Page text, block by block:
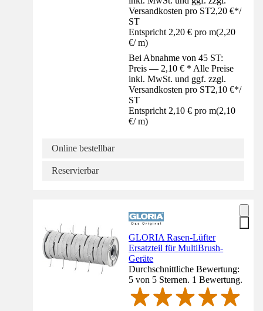
Versandkosten pro ST2,20 €*/
ST
Entspricht 2,20 € pro m(2,20
€/ m)
Bei Abnahme von 45 ST:
Preis — 2,10 € * Alle Preise
inkl. MwSt. und ggf. zzgl.
Versandkosten pro ST2,10 €*/
ST
Entspricht 2,10 € pro m(2,10
€/ m)
Online bestellbar
Reservierbar
GLORIA Rasen-Lüfter
Ersatzteil für MultiBrush-
Geräte
Durchschnittliche Bewertung:
5 von 5 Sternen. 1 Bewertung.